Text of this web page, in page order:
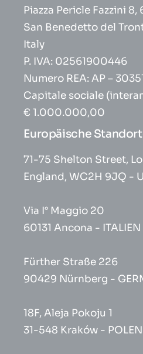
Piazza Pericle Fazzini 8,
San Benedetto del
Italy
P. IVA: 02561900446
Numero REA: AP –
Capitale sociale
€ 1.000.000,00
Europäische
71-75 Shelton Street,
England, WC2H 9JQ -
Via I° Maggio 20
60131 Ancona - ITALIEN
Fürther Straße 226
90429 Nürnberg -
18F, Aleja Pokoju 1
31-548 Kraków - POLEN